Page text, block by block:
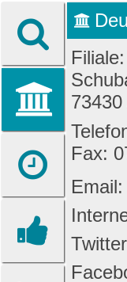
73430
Fax:
Email: